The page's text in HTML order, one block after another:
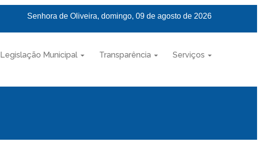
Senhora de Oliveira, domingo, 09 de agosto de 2026
Legislação Municipal Transparência Serviços